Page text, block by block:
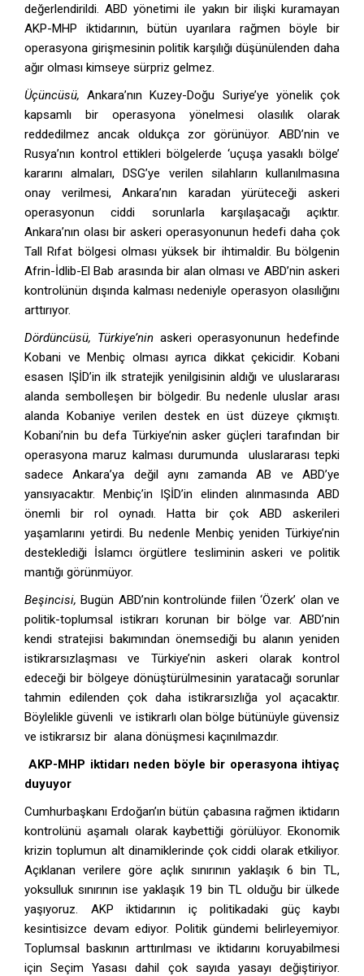
değerlendirildi. ABD yönetimi ile yakın bir ilişki kuramayan
AKP-MHP iktidarının, bütün uyarılara rağmen böyle bir
operasyona girişmesinin politik karşılığı düşünülenden daha
ağır olması kimseye sürpriz gelmez.
Üçüncüsü, Ankara’nın Kuzey-Doğu Suriye’ye yönelik çok
kapsamlı bir operasyona yönelmesi olasılık olarak
reddedilmez ancak oldukça zor görünüyor. ABD’nin ve
Rusya’nın kontrol ettikleri bölgelerde ‘uçuşa yasaklı bölge’
kararını almaları, DSG’ye verilen silahların kullanılmasına
onay verilmesi, Ankara’nın karadan yürüteceği askeri
operasyonun ciddi sorunlarla karşılaşacağı açıktır.
Ankara’nın olası bir askeri operasyonunun hedefi daha çok
Tall Rıfat bölgesi olması yüksek bir ihtimaldir. Bu bölgenin
Afrin-İdlib-El Bab arasında bir alan olması ve ABD’nin askeri
kontrolünün dışında kalması nedeniyle operasyon olasılığını
arttırıyor.
Dördüncüsü, Türkiye’ninaskeri operasyonunun hedefinde
Kobani ve Menbiç olması ayrıca dikkat çekicidir. Kobani
esasen IŞİD’in ilk stratejik yenilgisinin aldığı ve uluslararası
alanda sembolleşen bir bölgedir. Bu nedenle uluslar arası
alanda Kobaniye verilen destek en üst düzeye çıkmıştı.
Kobani’nin bu defa Türkiye’nin asker güçleri tarafından bir
operasyona maruz kalması durumunda uluslararası tepki
sadece Ankara’ya değil aynı zamanda AB ve ABD’ye
yansıyacaktır. Menbiç’in IŞİD’in elinden alınmasında ABD
önemli bir rol oynadı. Hatta bir çok ABD askerileri
yaşamlarını yetirdi. Bu nedenle Menbiç yeniden Türkiye’nin
desteklediği İslamcı örgütlere tesliminin askeri ve politik
mantığı görünmüyor.
Beşincisi, Bugün ABD’nin kontrolünde fiilen ‘Özerk’ olan ve
politik-toplumsal istikrarı korunan bir bölge var. ABD’nin
kendi stratejisi bakımından önemsediği bu alanın yeniden
istikrarsızlaşması ve Türkiye’nin askeri olarak kontrol
edeceği bir bölgeye dönüştürülmesinin yaratacağı sorunlar
tahmin edilenden çok daha istikrarsızlığa yol açacaktır.
Böylelikle güvenli ve istikrarlı olan bölge bütünüyle güvensiz
ve istikrarsız bir alana dönüşmesi kaçınılmazdır.
AKP-MHP iktidarı neden böyle bir operasyona ihtiyaç
duyuyor
Cumhurbaşkanı Erdoğan’ın bütün çabasına rağmen iktidarın
kontrolünü aşamalı olarak kaybettiği görülüyor. Ekonomik
krizin toplumun alt dinamiklerinde çok ciddi olarak etkiliyor.
Açıklanan verilere göre açlık sınırının yaklaşık 6 bin TL,
yoksulluk sınırının ise yaklaşık 19 bin TL olduğu bir ülkede
yaşıyoruz. AKP iktidarının iç politikadaki güç kaybı
kesintisizce devam ediyor. Politik gündemi belirleyemiyor.
Toplumsal baskının arttırılması ve iktidarını koruyabilmesi
için Seçim Yasası dahil çok sayıda yasayı değiştiriyor.